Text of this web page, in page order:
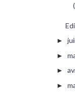
►
►
►
►